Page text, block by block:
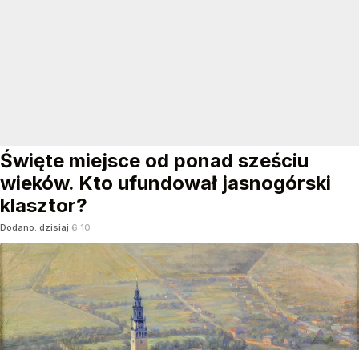
Święte miejsce od ponad sześciu
wieków. Kto ufundował jasnogórski
klasztor?
Dodano: dzisiaj 6:10